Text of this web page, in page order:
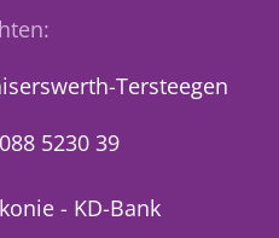
Tersteegen
5230 39
- KD-Bank